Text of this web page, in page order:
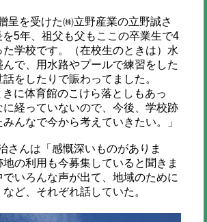
呈を受けた㈱立野産業の立野誠さ
を5年、祖父も父もここの卒業生で4
学校です。（在校生のときは）水
で、用水路やプールで練習をした
をしたりで賑わってました。
に体育館のこけら落としもあっ
経っていないので、今後、学校跡
んなで今から考えていきたい。」
さんは「感慨深いものがありま
の利用も今募集していると聞きま
いろんな声が出て、地域のために
ど、それぞれ話していた。